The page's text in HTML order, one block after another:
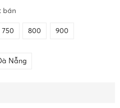
bán
750 800 900
Nẵng